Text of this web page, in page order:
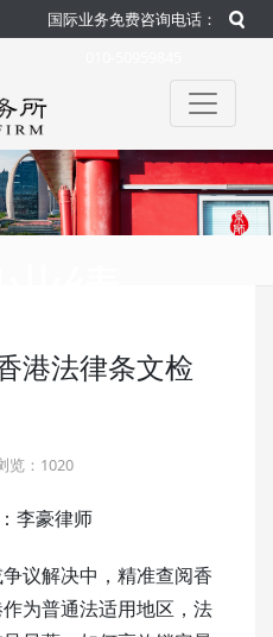
国际业务免费咨询电话：
4001-666-001
港法律条文检
览：1020
李豪律师
议解决中，精准查阅香
为普通法适用地区，法